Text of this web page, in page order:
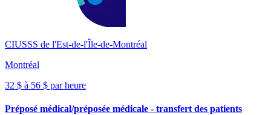
CIUSSS de l'Est-de-l'Île-de-Montréal
Montréal
32 $ à 56 $ par heure
Préposé médical/préposée médicale - transfert des patients